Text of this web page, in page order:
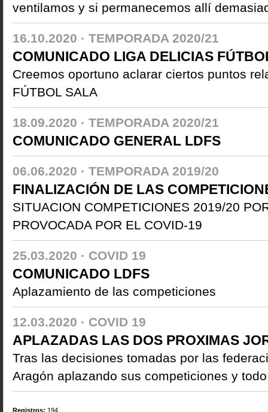
ventilamos y si permanecemos allí
16.10.2020 · TEMPORADA 2020/21
COMUNICADO LIGA DELICIAS
Creemos oportuno aclarar ciertos puntos
FÚTBOL SALA
18.09.2020 · TEMPORADA 2020/21
COMUNICADO GENERAL LDFS
06.06.2020 · TEMPORADA 2019/20
FINALIZACIÓN DE LAS
SITUACION COMPETICIONES 2019/20
PROVOCADA POR EL COVID-19
25.03.2020 · COVID 19
COMUNICADO LDFS
Aplazamiento de las competiciones
12.03.2020 · COVID 19
APLAZADAS LAS DOS PROXIMAS
Tras las decisiones tomadas por las
Aragón aplazando sus competiciones y
Registros: 194